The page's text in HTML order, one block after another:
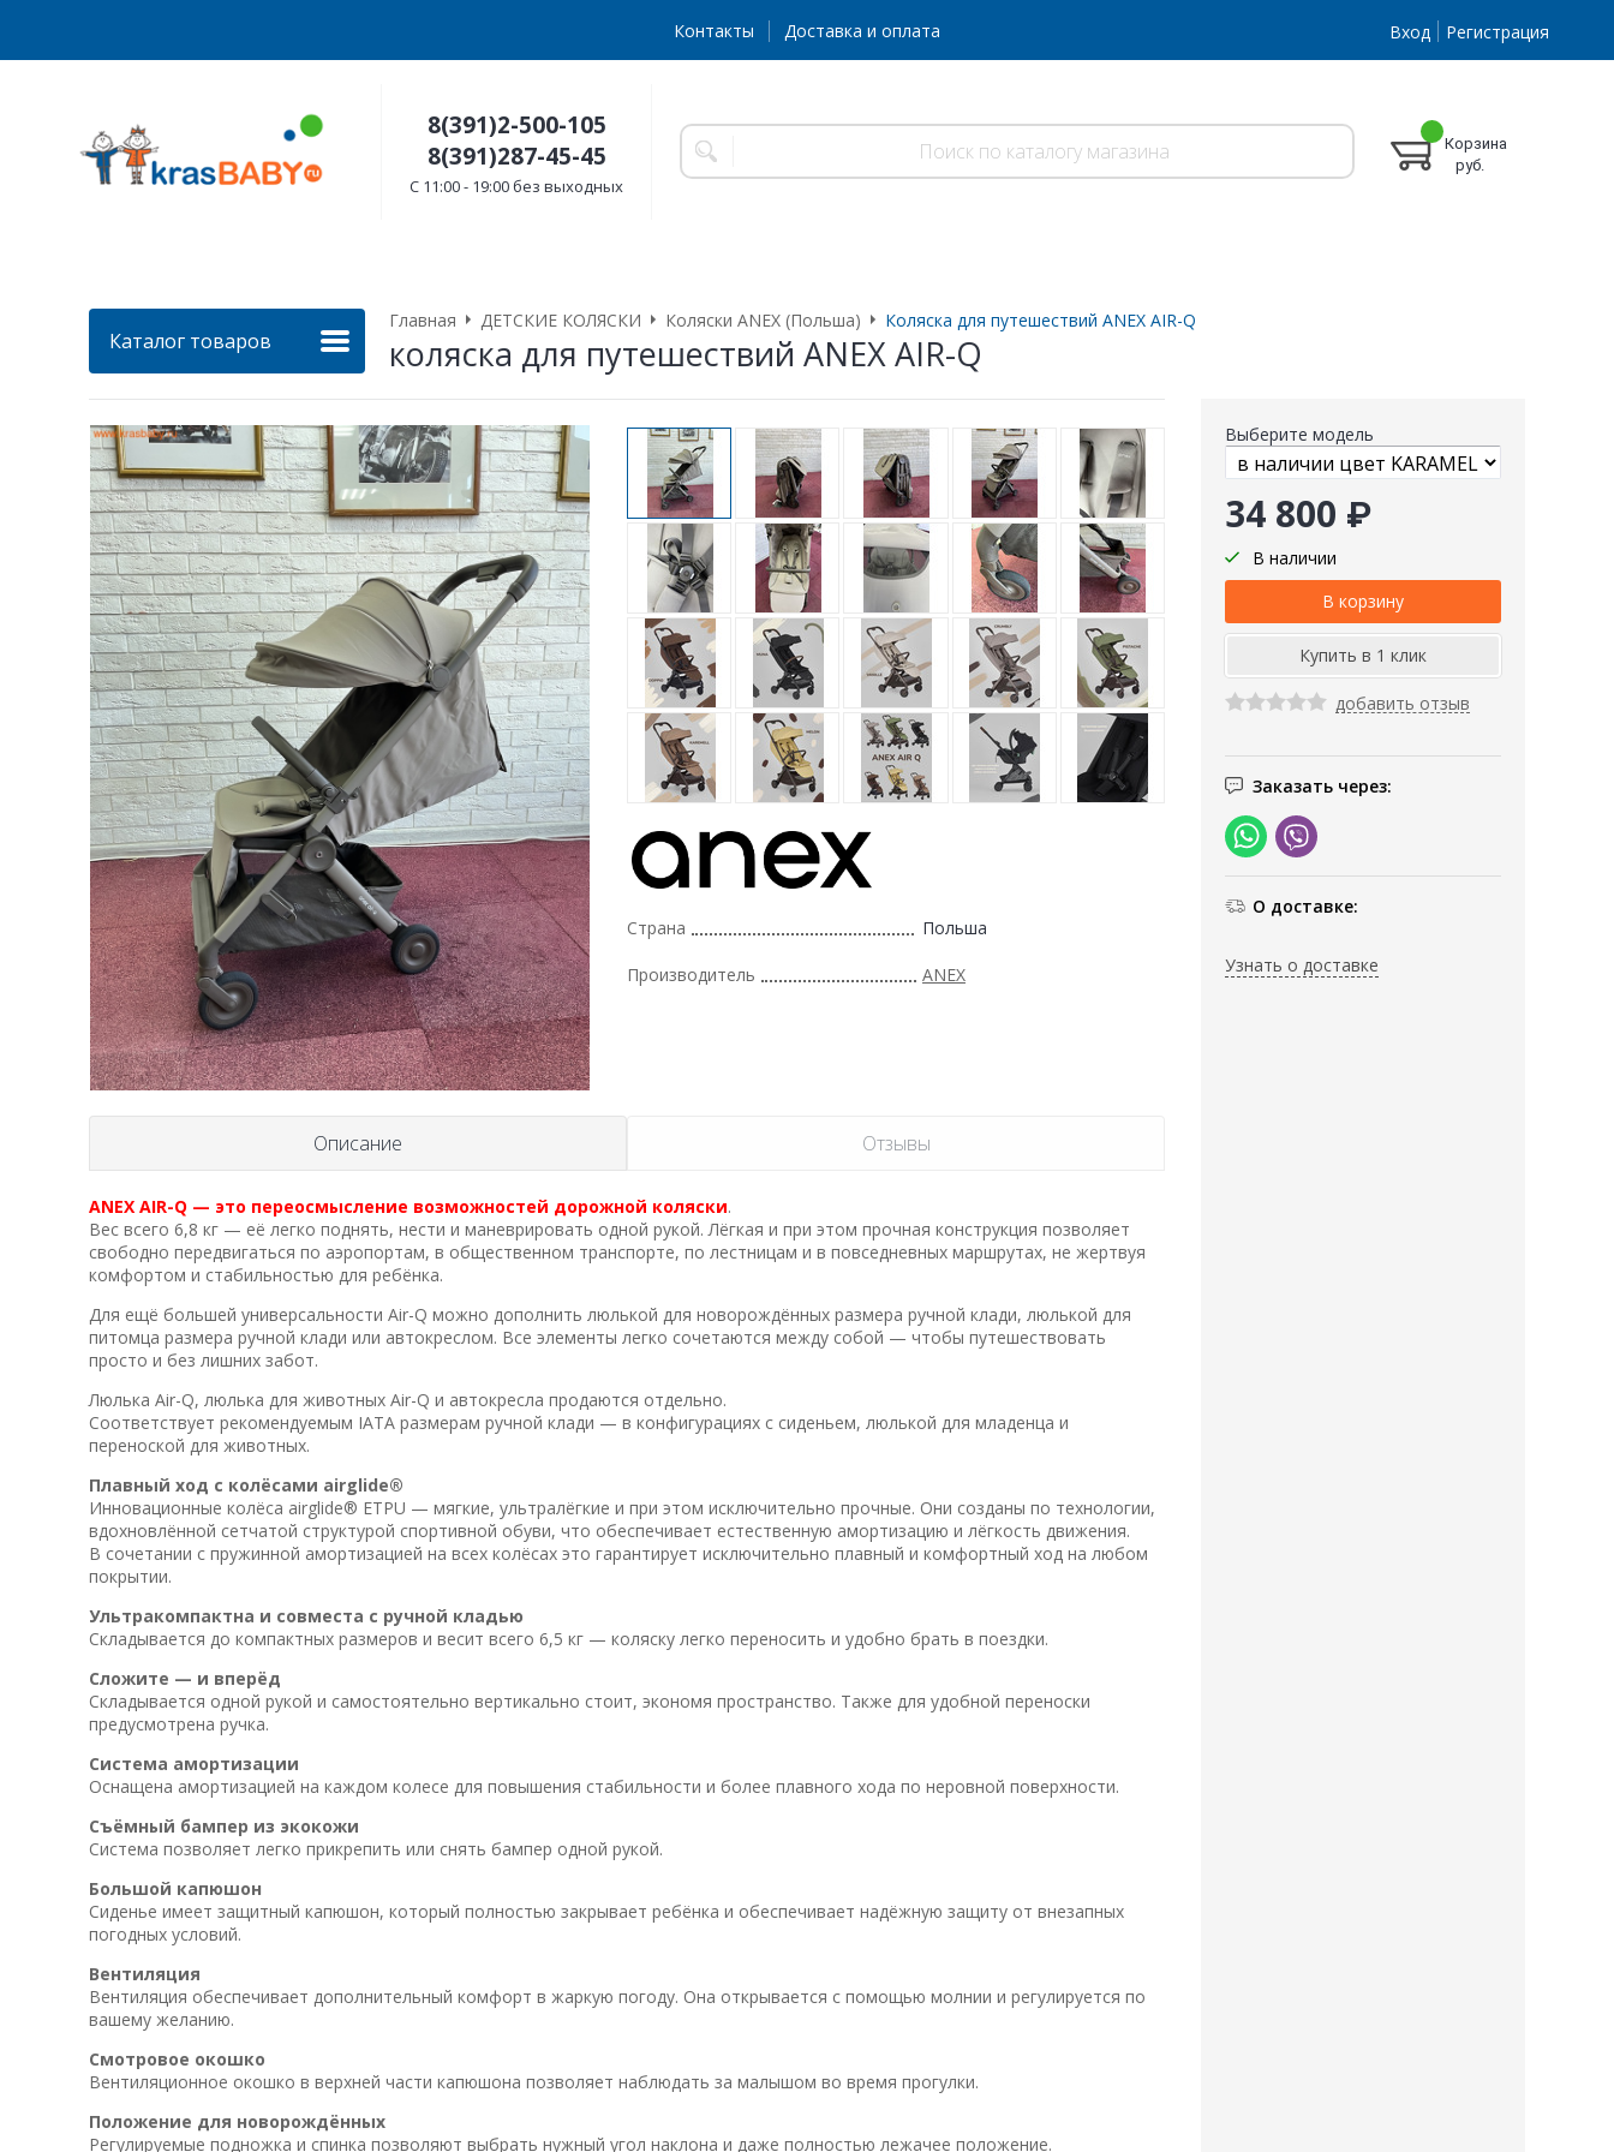
Контакты Доставка и оплата Вход Регистрация
8(391)2-500-105
8(391)287-45-45
C 11:00 - 19:00 без выходных
Корзина
руб.
Каталог товаров
Главная ДЕТСКИЕ КОЛЯСКИ Коляски ANEX (Польша) Коляска для путешествий ANEX AIR-Q
коляска для путешествий ANEX AIR-Q
Выберите модель
34 800 ₽
В наличии
добавить отзыв
Заказать через:
О доставке:
Узнать о доставке
Страна Польша
Производитель ANEX
Описание Отзывы
ANEX AIR-Q — это переосмысление возможностей дорожной коляски.
Вес всего 6,8 кг — её легко поднять, нести и маневрировать одной рукой. Лёгкая и при этом прочная конструкция позволяет
свободно передвигаться по аэропортам, в общественном транспорте, по лестницам и в повседневных маршрутах, не жертвуя
комфортом и стабильностью для ребёнка.
Для ещё большей универсальности Air-Q можно дополнить люлькой для новорождённых размера ручной клади, люлькой для
питомца размера ручной клади или автокреслом. Все элементы легко сочетаются между собой — чтобы путешествовать
просто и без лишних забот.
Люлька Air-Q, люлька для животных Air-Q и автокресла продаются отдельно.
Соответствует рекомендуемым IATA размерам ручной клади — в конфигурациях с сиденьем, люлькой для младенца и
переноской для животных.
Плавный ход с колёсами airglide®
Инновационные колёса airglide® ETPU — мягкие, ультралёгкие и при этом исключительно прочные. Они созданы по технологии,
вдохновлённой сетчатой структурой спортивной обуви, что обеспечивает естественную амортизацию и лёгкость движения.
В сочетании с пружинной амортизацией на всех колёсах это гарантирует исключительно плавный и комфортный ход на любом
покрытии.
Ультракомпактна и совместа с ручной кладью
Складывается до компактных размеров и весит всего 6,5 кг — коляску легко переносить и удобно брать в поездки.
Сложите — и вперёд
Складывается одной рукой и самостоятельно вертикально стоит, экономя пространство. Также для удобной переноски
предусмотрена ручка.
Система амортизации
Оснащена амортизацией на каждом колесе для повышения стабильности и более плавного хода по неровной поверхности.
Съёмный бампер из экокожи
Система позволяет легко прикрепить или снять бампер одной рукой.
Большой капюшон
Сиденье имеет защитный капюшон, который полностью закрывает ребёнка и обеспечивает надёжную защиту от внезапных
погодных условий.
Вентиляция
Вентиляция обеспечивает дополнительный комфорт в жаркую погоду. Она открывается с помощью молнии и регулируется по
вашему желанию.
Смотровое окошко
Вентиляционное окошко в верхней части капюшона позволяет наблюдать за малышом во время прогулки.
Положение для новорождённых
Регулируемые подножка и спинка позволяют выбрать нужный угол наклона и даже полностью лежачее положение.